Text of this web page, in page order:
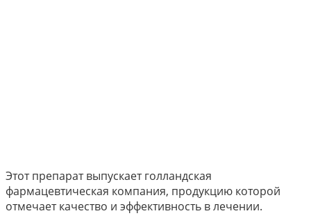
Этот препарат выпускает голландская
фармацевтическая компания, продукцию которой
отмечает качество и эффективность в лечении.